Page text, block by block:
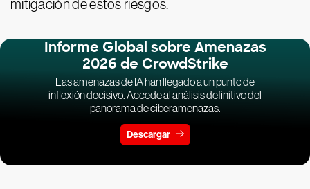
mitigación de estos riesgos.
Informe Global sobre Amenazas
2026 de CrowdStrike
Las amenazas de IA han llegado a un punto de
inflexión decisivo. Accede al análisis definitivo del
panorama de ciberamenazas.
Descargar